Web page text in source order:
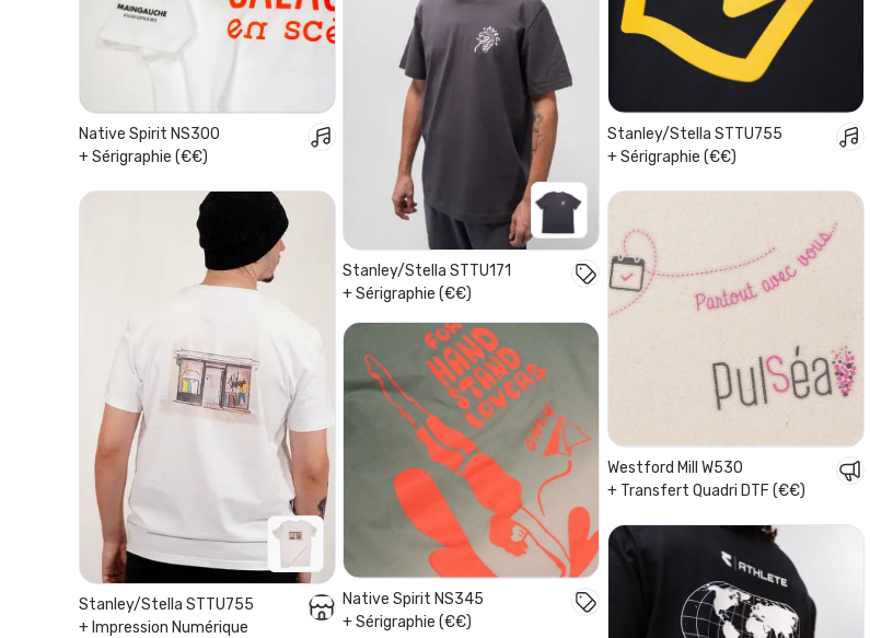
Native Spirit NS300
+ Sérigraphie (€€)
Stanley/Stella STTU171
+ Sérigraphie (€€)
Stanley/Stella STTU755
+ Sérigraphie (€€)
Stanley/Stella STTU755
+ Impression Numérique
Westford Mill W530
+ Transfert Quadri DTF (€€)
Native Spirit NS345
+ Sérigraphie (€€)